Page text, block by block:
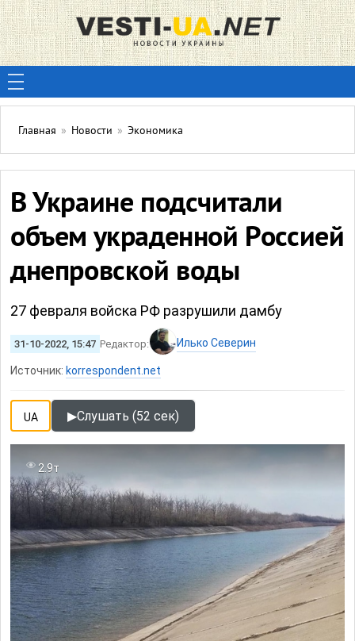
Главная » Новости » Экономика
В Украине подсчитали
объем украденной Россией
днепровской воды
27 февраля войска РФ разрушили дамбу
31-10-2022, 15:47 Редактор: Илько Северин
Источник: korrespondent.net
UA ▶Слушать (52 сек)
2.9т